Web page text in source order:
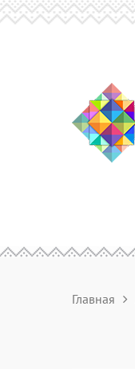
Главная